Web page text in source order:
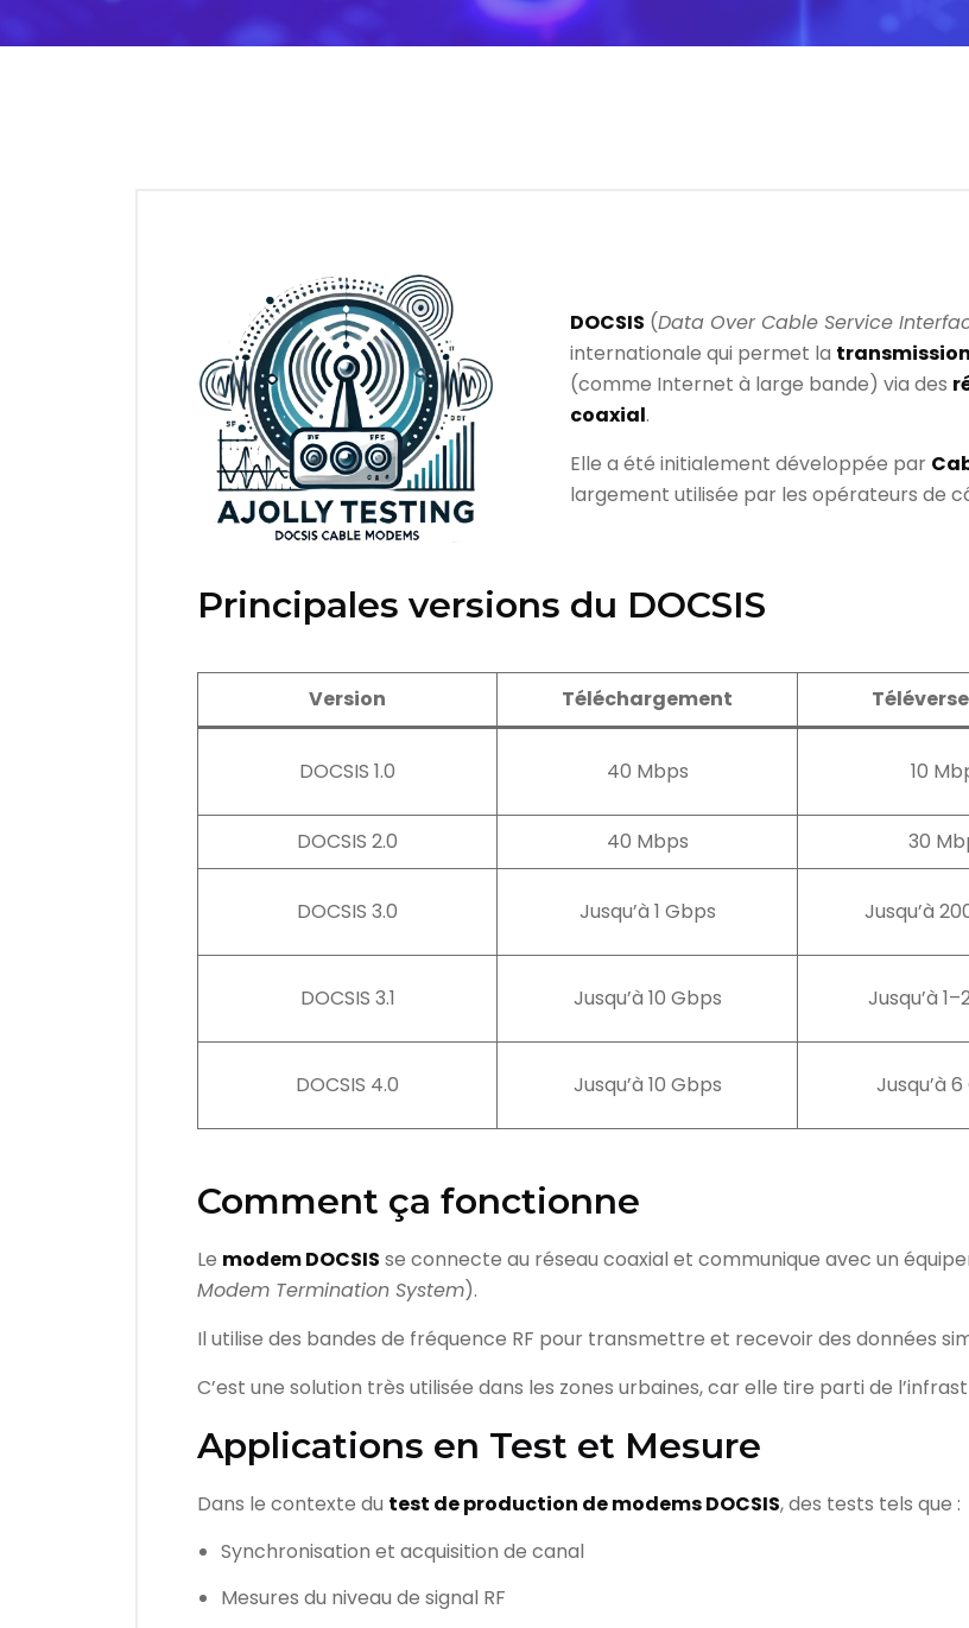
DOCSIS (Data Over Cable Service
internationale qui permet la
(comme Internet à large bande) via des
coaxial.
Elle a été initialement développée par
largement utilisée par les opérateurs de
Principales versions du DOCSIS
Version Téléchargement
DOCSIS 1.0 40 Mbps 10
DOCSIS 2.0
40 Mbps 30
DOCSIS 3.0 Jusqu’à 1 Gbps Jusqu’à
DOCSIS 3.1 Jusqu’à 10 Gbps Jusqu’à
DOCSIS 4.0 Jusqu’à 10 Gbps Jusqu’à
Comment ça fonctionne
Le modem DOCSIS se connecte au réseau coaxial et communique avec un
Modem Termination System).
Il utilise des bandes de fréquence RF pour transmettre et recevoir des données
C’est une solution très utilisée dans les zones urbaines, car elle tire parti de
Applications en Test et Mesure
Dans le contexte du test de production de modems DOCSIS, des tests tels que :
Synchronisation et acquisition de canal
Mesures du niveau de signal RF